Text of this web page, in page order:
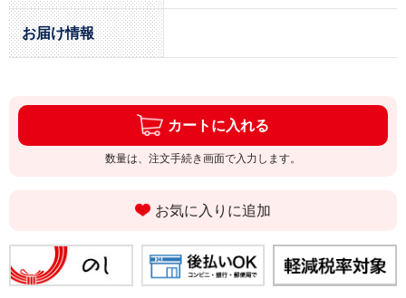
お届け情報
カートに入れる
数量は、注文手続き画面で入力します。
お気に入りに追加